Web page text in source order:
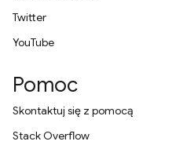
Twitter
YouTube
Pomoc
Skontaktuj się z pomocą
Stack Overflow